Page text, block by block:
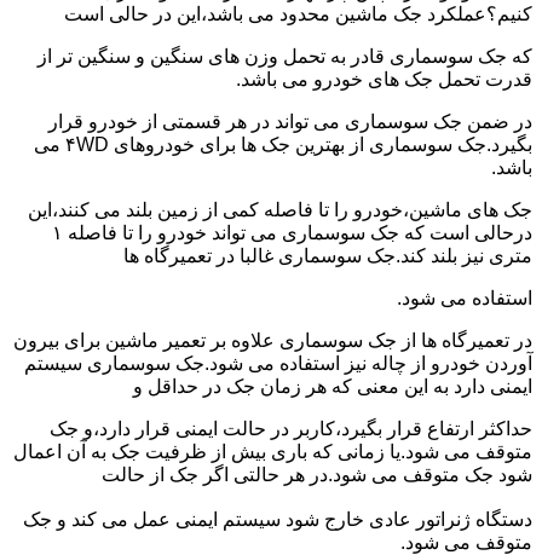
کنیم؟عملکرد جک ماشین محدود می باشد،این در حالی است
که جک سوسماری قادر به تحمل وزن های سنگین و سنگین تر از
قدرت تحمل جک های خودرو می باشد.
در ضمن جک سوسماری می تواند در هر قسمتی از خودرو قرار
بگیرد.جک سوسماری از بهترین جک ها برای خودروهای ۴WD می
باشد.
جک های ماشین،خودرو را تا فاصله کمی از زمین بلند می کنند،این
درحالی است که جک سوسماری می تواند خودرو را تا فاصله ۱
متری نیز بلند کند.جک سوسماری غالبا در تعمیرگاه ها
استفاده می شود.
در تعمیرگاه ها از جک سوسماری علاوه بر تعمیر ماشین برای بیرون
آوردن خودرو از چاله نیز استفاده می شود.جک سوسماری سیستم
ایمنی دارد به این معنی که هر زمان جک در حداقل و
حداکثر ارتفاع قرار بگیرد،کاربر در حالت ایمنی قرار دارد،و جک
متوقف می شود.یا زمانی که باری بیش از ظرفیت جک به آن اعمال
شود جک متوقف می شود.در هر حالتی اگر جک از حالت
دستگاه ژنراتور عادی خارج شود سیستم ایمنی عمل می کند و جک
متوقف می شود.